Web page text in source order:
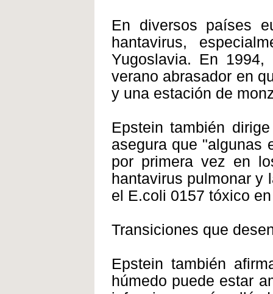
En diversos países
hantavirus,
Yugoslavia. En
verano abrasador en
y una estación de
Epstein también
asegura que "algunas
por primera vez en
hantavirus pulmonar y
el E.coli 0157 tóxico
Transiciones que
Epstein también
húmedo puede estar